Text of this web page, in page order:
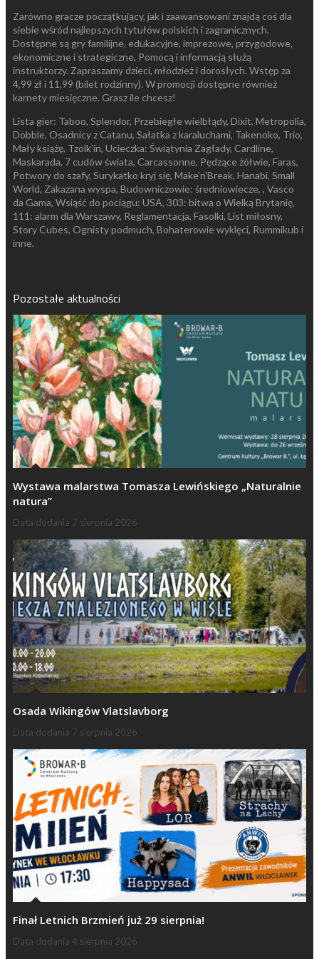
Zarówno gracze początkujący, jak i zaawansowani znajdą coś dla
siebie wśród najlepszych tytułów polskich i zagranicznych.
Dostępne są gry familijne, edukacyjne, imprezowe, przygodowe,
ekonomiczne i strategiczne, Pomocą i informacją służą
instruktorzy. Zapraszamy dzieci, młodzież i dorosłych. Wstęp za
4,99 zł i 11,99 (bilet rodzinny). W promocji dostępne również
karnety miesięczne. Grasz ile chcesz!
Lista gier: Taboo, Splendor, Przebiegłe wielbłądy, Dixit, Metropolia,
Dobble, Osadnicy z Catanu, Sałatka z karaluchami, Takenoko, Trio,
Mały książę, Tzolk’in, Ucieczka: Świątynia Zagłady, Cardline,
Maskarada, 7 cudów świata, Carcassonne, Pędzące żółwie, Faras,
Potwory do szafy, Surykatko kryj się, Make’n’Break, Hanabi, Small
World, Zakazana wyspa, Budowniczowie: średniowiecze, , Vasco
da Gama, Wsiąść do pociągu: USA, 303: bitwa o Wielką Brytanię,
111: alarm dla Warszawy, Reglamentacja, Fasolki, List miłosny,
Story Cubes, Ognisty podmuch, Bohaterowie wyklęci, Rummikub i
inne.
Pozostałe aktualności
Wystawa malarstwa Tomasza Lewińskiego „Naturalnie
natura”
Data dodania 7 sierpnia 2026
Osada Wikingów Vlatslavborg
Data dodania 7 sierpnia 2026
Finał Letnich Brzmień już 29 sierpnia!
Data dodania 4 sierpnia 2026